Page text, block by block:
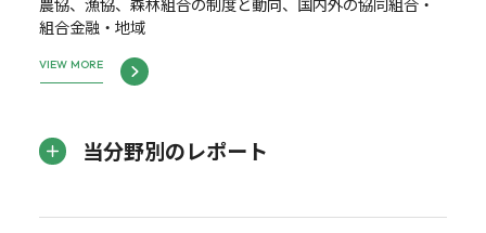
組合金融・地域
VIEW MORE
当分野別のレポート